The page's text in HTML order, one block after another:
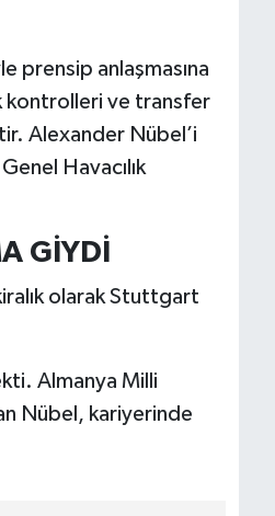
prensip anlaşmasına
kontrolleri ve transfer
Alexander Nübel’i
Havacılık
GİYDİ
olarak Stuttgart
Almanya Milli
Nübel, kariyerinde